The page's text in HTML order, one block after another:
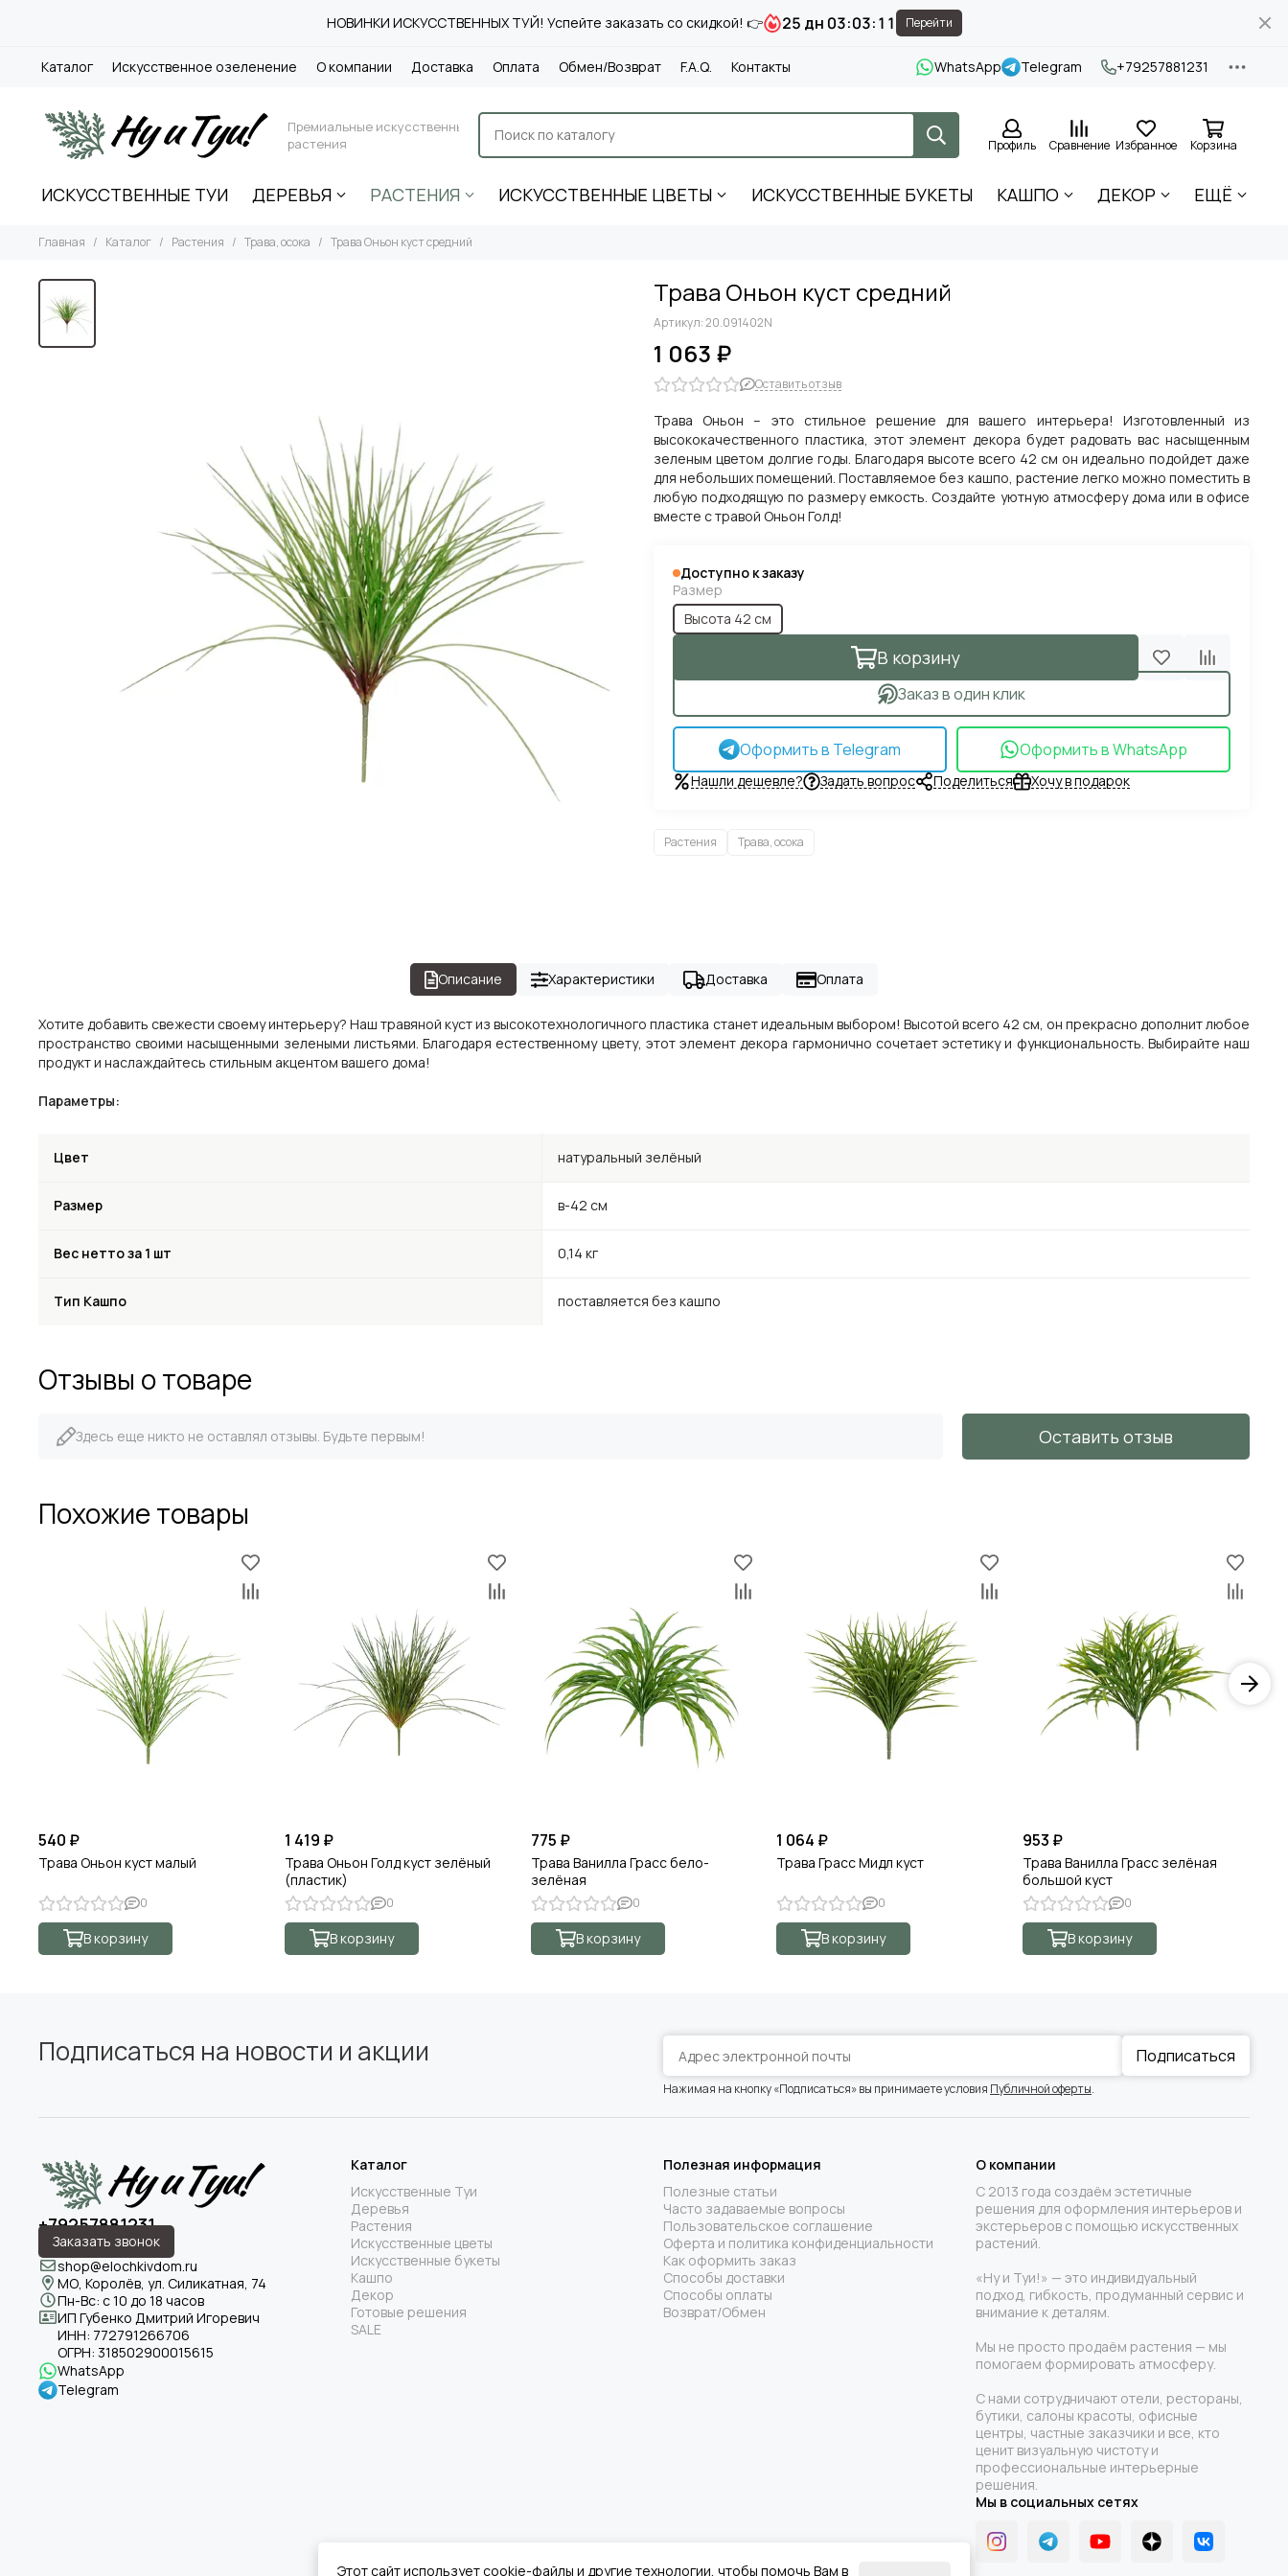
НОВИНКИ ИСКУССТВЕННЫХ ТУЙ! Успейте заказать со скидкой! 👉 25 дн 03:03:10 Перейти
Каталог Искусственное озеленение О компании Доставка Оплата Обмен/Возврат F.A.Q. Контакты WhatsApp Telegram +79257881231
Премиальные искусственные
растения
Профиль Сравнение Избранное Корзина
ИСКУССТВЕННЫЕ ТУИ ДЕРЕВЬЯ РАСТЕНИЯ ИСКУССТВЕННЫЕ ЦВЕТЫ ИСКУССТВЕННЫЕ БУКЕТЫ КАШПО ДЕКОР ЕЩЁ
Главная Каталог Растения Трава, осока Трава Оньон куст средний
Трава Оньон куст средний
Артикул:20.091402N
1 063 ₽
Оставить отзыв
Трава Оньон – это стильное решение для вашего интерьера! Изготовленный из
высококачественного пластика, этот элемент декора будет радовать вас насыщенным
зеленым цветом долгие годы. Благодаря высоте всего 42 см он идеально подойдет даже
для небольших помещений. Поставляемое без кашпо, растение легко можно поместить в
любую подходящую по размеру емкость. Создайте уютную атмосферу дома или в офисе
вместе с травой Оньон Голд!
Доступно к заказу
Размер
Высота 42 см
В корзину
Заказ в один клик
Оформить в Telegram Оформить в WhatsApp
Нашли дешевле? Задать вопрос Поделиться Хочу в подарок
Растения Трава, осока
Описание Характеристики Доставка Оплата
Хотите добавить свежести своему интерьеру? Наш травяной куст из высокотехнологичного пластика станет идеальным выбором! Высотой всего 42 см, он прекрасно дополнит любое
пространство своими насыщенными зелеными листьями. Благодаря естественному цвету, этот элемент декора гармонично сочетает эстетику и функциональность. Выбирайте наш
продукт и наслаждайтесь стильным акцентом вашего дома!
Параметры:
Цвет натуральный зелёный
Размер в-42 см
Вес нетто за 1 шт 0,14 кг
Тип Кашпо поставляется без кашпо
Отзывы о товаре
Здесь еще никто не оставлял отзывы. Будьте первым! Оставить отзыв
Похожие товары
540 ₽
Трава Оньон куст малый
0
В корзину
1 419 ₽
Трава Оньон Голд куст зелёный
(пластик)
0
В корзину
775 ₽
Трава Ванилла Грасс бело-
зелёная
0
В корзину
1 064 ₽
Трава Грасс Мидл куст
0
В корзину
953 ₽
Трава Ванилла Грасс зелёная
большой куст
0
В корзину
Подписаться на новости и акции Подписаться
Нажимая на кнопку «Подписаться» вы принимаете условия Публичной оферты.
+79257881231
Заказать звонок
shop@elochkivdom.ru
МО, Королёв, ул. Силикатная, 74
Пн-Вс: с 10 до 18 часов
ИП Губенко Дмитрий Игоревич
ИНН: 772791266706
ОГРН: 318502900015615
WhatsApp
Telegram
Каталог
Искусственные Туи
Деревья
Растения
Искусственные цветы
Искусственные букеты
Кашпо
Декор
Готовые решения
SALE
Полезная информация
Полезные статьи
Часто задаваемые вопросы
Пользовательское соглашение
Оферта и политика конфиденциальности
Как оформить заказ
Способы доставки
Способы оплаты
Возврат/Обмен
О компании
С 2013 года создаём эстетичные
решения для оформления интерьеров и
экстерьеров с помощью искусственных
растений.
«Ну и Туи!» — это индивидуальный
подход, гибкость, продуманный сервис и
внимание к деталям.
Мы не просто продаём растения — мы
помогаем формировать атмосферу.
С нами сотрудничают отели, рестораны,
бутики, салоны красоты, офисные
центры, частные заказчики и все, кто
ценит визуальную чистоту и
профессиональные интерьерные
решения.
Мы в социальных сетях
Этот сайт использует cookie-файлы и другие технологии, чтобы помочь Вам в